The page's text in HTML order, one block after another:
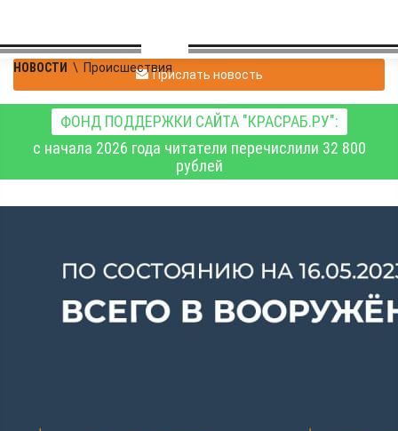
НОВОСТИ \ ПроисшествияПрислать новость
ФОНД ПОДДЕРЖКИ САЙТА "КРАСРАБ.РУ":
с начала 2026 года читатели перечислили 32 800
рублей
о ходе специальной
военной операции на 16
мая 2023 года